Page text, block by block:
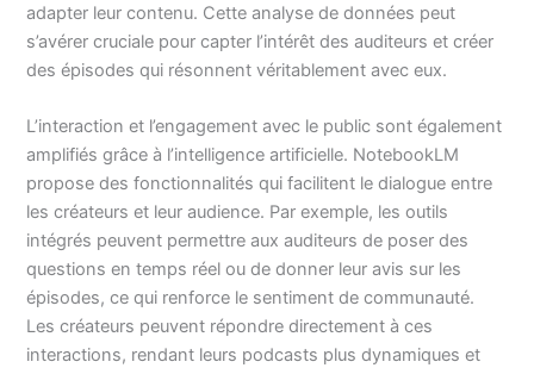
adapter leur contenu. Cette analyse de données peut
s’avérer cruciale pour capter l’intérêt des auditeurs et créer
des épisodes qui résonnent véritablement avec eux.
L’interaction et l’engagement avec le public sont également
amplifiés grâce à l’intelligence artificielle. NotebookLM
propose des fonctionnalités qui facilitent le dialogue entre
les créateurs et leur audience. Par exemple, les outils
intégrés peuvent permettre aux auditeurs de poser des
questions en temps réel ou de donner leur avis sur les
épisodes, ce qui renforce le sentiment de communauté.
Les créateurs peuvent répondre directement à ces
interactions, rendant leurs podcasts plus dynamiques et